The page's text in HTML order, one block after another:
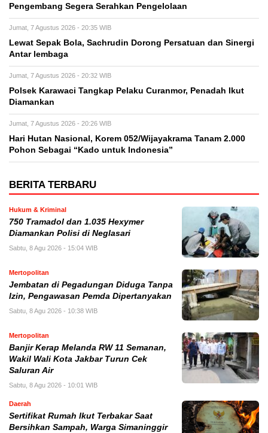
Pengembang Segera Serahkan Pengelolaan
Jumat, 7 Agustus 2026 - 20:35 WIB
Lewat Sepak Bola, Sachrudin Dorong Persatuan dan Sinergi
Antar lembaga
Jumat, 7 Agustus 2026 - 20:32 WIB
Polsek Karawaci Tangkap Pelaku Curanmor, Penadah Ikut
Diamankan
Jumat, 7 Agustus 2026 - 20:26 WIB
Hari Hutan Nasional, Korem 052/Wijayakrama Tanam 2.000
Pohon Sebagai “Kado untuk Indonesia”
BERITA TERBARU
Hukum & Kriminal
750 Tramadol dan 1.035 Hexymer
Diamankan Polisi di Neglasari
Sabtu, 8 Agu 2026 - 15:04 WIB
Mertopolitan
Jembatan di Pegadungan Diduga Tanpa
Izin, Pengawasan Pemda Dipertanyakan
Sabtu, 8 Agu 2026 - 10:38 WIB
Mertopolitan
Banjir Kerap Melanda RW 11 Semanan,
Wakil Wali Kota Jakbar Turun Cek
Saluran Air
Sabtu, 8 Agu 2026 - 10:01 WIB
Daerah
Sertifikat Rumah Ikut Terbakar Saat
Bersihkan Sampah, Warga Simaninggir